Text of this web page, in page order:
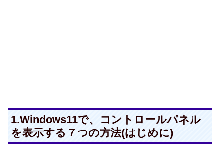
1.Windows11で、コントロールパネル
を表示する７つの方法(はじめに)